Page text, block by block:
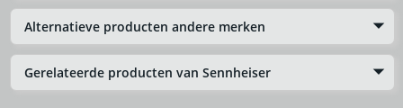
Alternatieve producten andere merken
Gerelateerde producten van Sennheiser